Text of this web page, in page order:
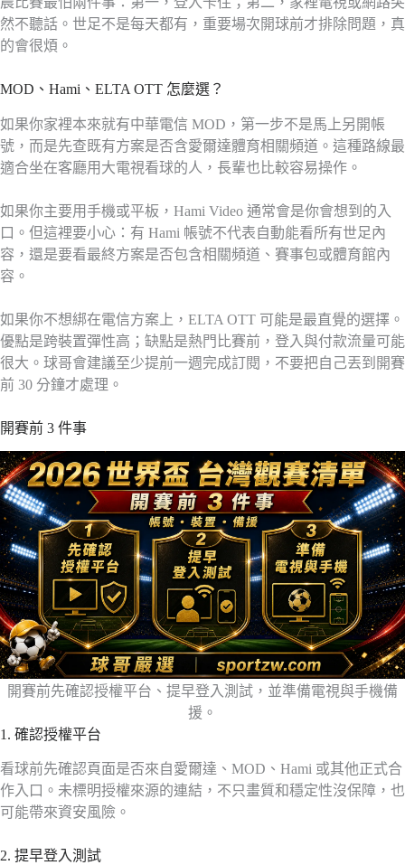
然不聽話。世足不是每天都有，重要場次開球前才排除問題，真
的會很煩。
MOD、Hami、ELTA OTT 怎麼選？
如果你家裡本來就有中華電信 MOD，第一步不是馬上另開帳
號，而是先查既有方案是否含愛爾達體育相關頻道。這種路線最
適合坐在客廳用大電視看球的人，長輩也比較容易操作。
如果你主要用手機或平板，Hami Video 通常會是你會想到的入
口。但這裡要小心：有 Hami 帳號不代表自動能看所有世足內
容，還是要看最終方案是否包含相關頻道、賽事包或體育館內
容。
如果你不想綁在電信方案上，ELTA OTT 可能是最直覺的選擇。
優點是跨裝置彈性高；缺點是熱門比賽前，登入與付款流量可能
很大。球哥會建議至少提前一週完成訂閱，不要把自己丟到開賽
前 30 分鐘才處理。
開賽前 3 件事
開賽前先確認授權平台、提早登入測試，並準備電視與手機備
援。
1. 確認授權平台
看球前先確認頁面是否來自愛爾達、MOD、Hami 或其他正式合
作入口。未標明授權來源的連結，不只畫質和穩定性沒保障，也
可能帶來資安風險。
2. 提早登入測試